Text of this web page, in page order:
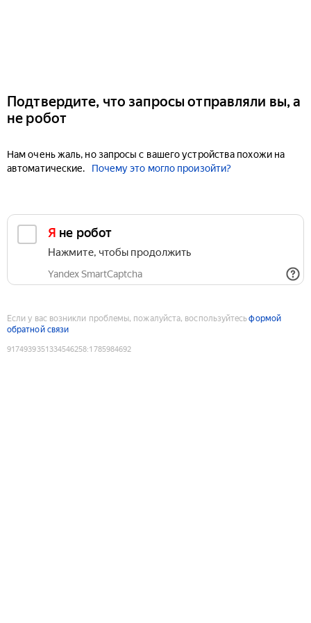
Подтвердите, что запросы отправляли вы, а
не робот
Нам очень жаль, но запросы с вашего устройства похожи на
автоматические.
Почему это могло произойти?
Я не робот
Нажмите, чтобы продолжить
Yandex SmartCaptcha
Если у вас возникли проблемы, пожалуйста, воспользуйтесьформой
обратной связи
9174939351334546258:1785984692